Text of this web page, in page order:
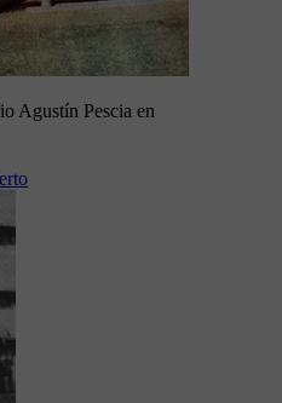
Agustín Pescia en